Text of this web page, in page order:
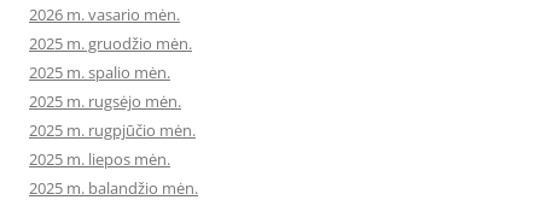
2026 m. vasario mėn.
2025 m. gruodžio mėn.
2025 m. spalio mėn.
2025 m. rugsėjo mėn.
2025 m. rugpjūčio mėn.
2025 m. liepos mėn.
2025 m. balandžio mėn.